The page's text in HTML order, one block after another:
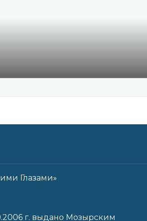
Глазами»
г. выдано Мозырским